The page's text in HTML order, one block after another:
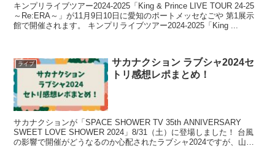
キンプリライブツアー2024-2025「King & Prince LIVE TOUR 24-25
～Re:ERA～」が11月9日10日に愛知のポートメッセなごや 第1展示
館で開催されます。 キンプリライブツアー2024-2025「King ...
ライブ
サカナクション ラブシャ2024セ
トリ感想レポまとめ！
サカナクションが「SPACE SHOWER TV 35th ANNIVERSARY
SWEET LOVE SHOWER 2024」8/31（土）に登場しました！ 台風
の影響で開催がどうなるのか心配されたラブシャ2024ですが、山中